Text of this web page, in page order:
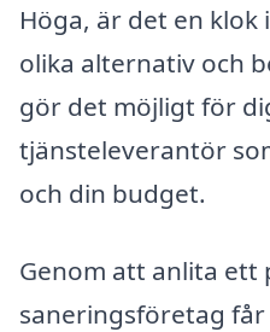
Höga, är det en
olika alternativ och
gör det möjligt för
tjänsteleverantör
och din budget.
Genom att anlita ett
saneringsföretag